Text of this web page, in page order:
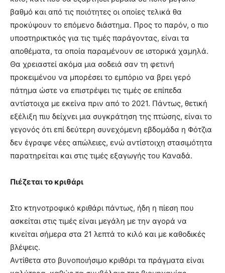
βαθμό και από τις ποιότητες οι οποίες τελικά θα
προκύψουν το επόμενο διάστημα. Προς το παρόν, ο πιο
υποστηρικτικός για τις τιμές παράγοντας, είναι τα
αποθέματα, τα οποία παραμένουν σε ιστορικά χαμηλά.
Θα χρειαστεί ακόμα μια σοδειά σαν τη φετινή
προκειμένου να μπορέσει το εμπόριο να βρει γερό
πάτημα ώστε να επιστρέψει τις τιμές σε επίπεδα
αντίστοιχα με εκείνα πριν από το 2021. Πάντως, θετική
εξέλιξη πιυ δείχνει μια συγκράτηση της πτώσης, είναι το
γεγονός ότι επί δεύτερη συνεχόμενη εβδομάδα η Φότζια
δεν έγραψε νέες απώλειες, ενώ αντίστοιχη στασιμότητα
παρατηρείται και στις τιμές εξαγωγής του Καναδά.
Πιέζεται το κριθάρι
Στο κτηνοτροφικό κριθάρι πάντως, ήδη η πίεση που
ασκείται στις τιμές είναι μεγάλη με την αγορά να
κινείται σήμερα στα 21 λεπτά το κιλό και με καθοδικές
βλέψεις.
Αντίθετα στο βυνοποιήσιμο κριθάρι τα πράγματα είναι